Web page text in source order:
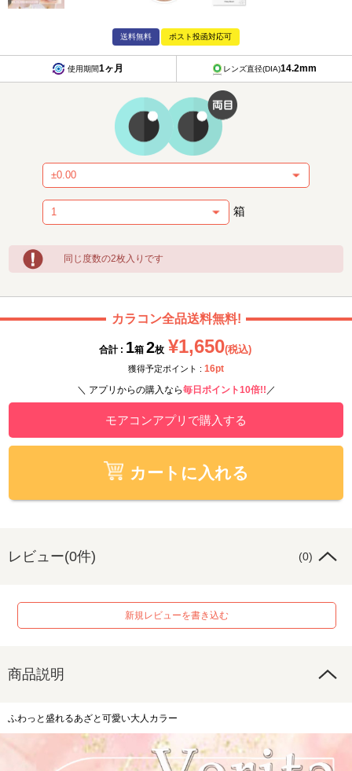
送料無料 ポスト投函対応可
使用期間1ヶ月 レンズ直径(DIA)14.2mm
箱
同じ度数の2枚入りです
カラコン全品送料無料!
合計 : 1箱 2枚 ¥1,650(税込)
獲得予定ポイント : 16pt
＼ アプリからの購入なら毎日ポイント10倍!! ／
モアコンアプリで購入する
カートに入れる
レビュー(0件) (0)
新規レビューを書き込む
商品説明
ふわっと盛れるあざと可愛い大人カラー